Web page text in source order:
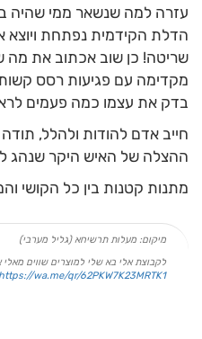
עזרה למה שנשאר ממי שהיה
הדלת הקידמית נפתחת ויוצא
שריטה! כן שוב אכתוב את
מקדימה עם פגיעות רסס
בדק את עצמו כמה פעמים
חייב אדם להודות ולהלל,
ההצלה של האיש היקר שנהג
מתנות קטנות בין כל הקושי
מיקום: מעלות תרשיחא (גליל מערבי)
לקבוצת אלי בא שלי למוצרים שווים
https://wa.me/qr/62PKW7K23MRTK1